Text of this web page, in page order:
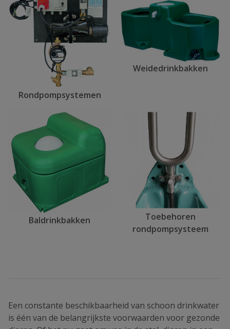
Rondpompsystemen
Weidedrinkbakken
Baldrinkbakken
Toebehoren
rondpompsysteem
Een constante beschikbaarheid van schoon drinkwater
is één van de belangrijkste voorwaarden voor gezonde